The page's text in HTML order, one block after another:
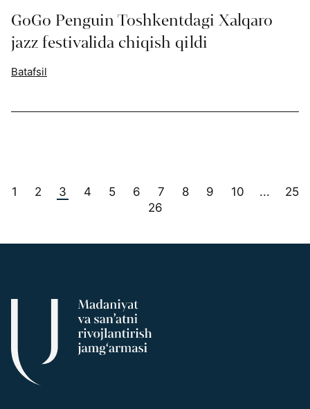
GoGo Penguin Toshkentdagi Xalqaro
jazz festivalida chiqish qildi
Batafsil
1 2 3 4 5 6 7 8 9 10 ...
25
26